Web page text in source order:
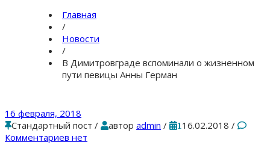
Главная
/
Новости
/
В Димитровграде вспоминали о жизненном
пути певицы Анны Герман
16 февраля, 2018
Стандартный пост / автор admin / 1 16.02.2018 /
Комментариев нет